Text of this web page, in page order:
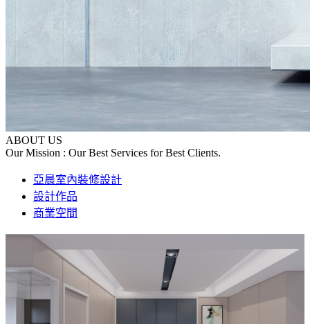
ABOUT US
Our Mission : Our Best Services for Best Clients.
亞晨室內裝修設計
設計作品
商業空間